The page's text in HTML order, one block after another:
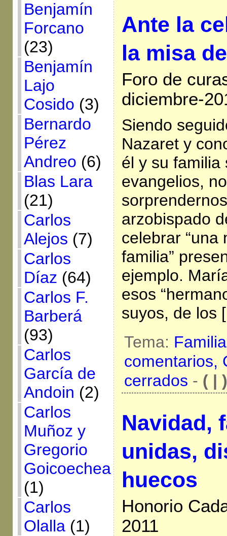
Benjamín
Forcano
(23)
Benjamín
Lajo
Cosido (3)
Bernardo
Pérez
Andreo (6)
Blas Lara
(21)
Carlos
Alejos (7)
Carlos
Díaz (64)
Carlos F.
Barberá
(93)
Carlos
García de
Andoin (2)
Carlos
Muñoz y
Gregorio
Goicoechea
(1)
Carlos
Olalla(1)
Ante la
la misa
Foro de
diciembre-
Siendo
Nazaret y
él y su familia
evangelios,
arzobispado
celebrar “una
familia”
ejemplo.
esos
suyos, de los
Tema:
comentarios,
cerrados - ( | )
Navidad,
unidas,
huecos
Honorio
2011